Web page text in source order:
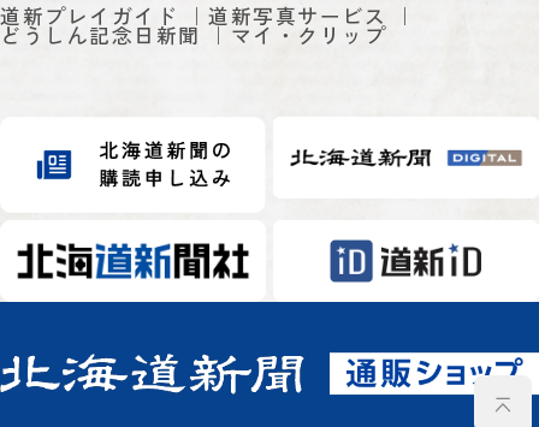
道新プレイガイド 道新写真サービス
どうしん記念日新聞 マイ・クリップ